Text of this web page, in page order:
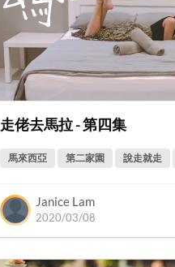
走佬去馬拉 - 第四集
馬來西亞 第二家園 說走就走
Janice Lam
2020/03/08